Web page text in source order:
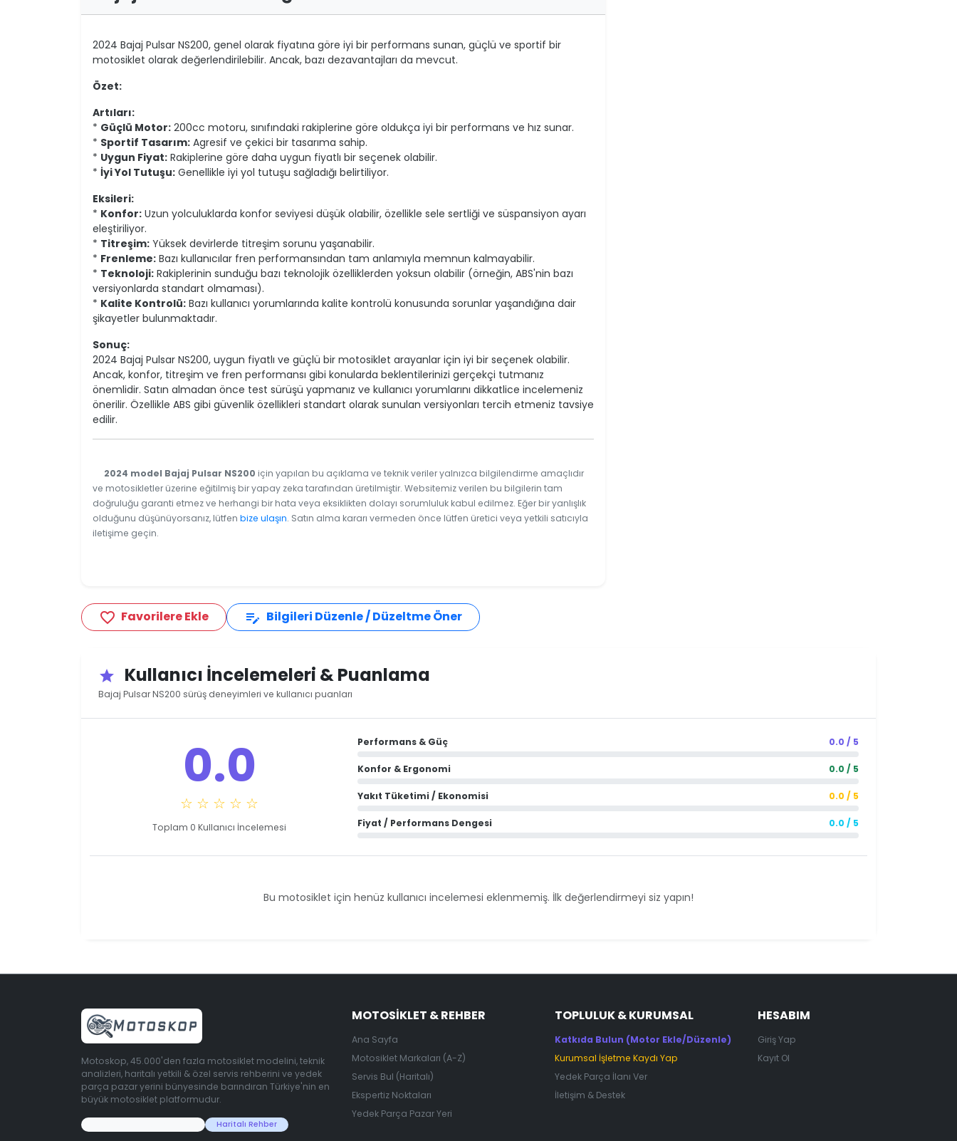
2024 Bajaj Pulsar NS200, genel olarak fiyatına göre iyi bir performans sunan, güçlü ve sportif bir
motosiklet olarak değerlendirilebilir. Ancak, bazı dezavantajları da mevcut.
Özet:
Artıları:
* Güçlü Motor: 200cc motoru, sınıfındaki rakiplerine göre oldukça iyi bir performans ve hız sunar.
* Sportif Tasarım: Agresif ve çekici bir tasarıma sahip.
* Uygun Fiyat: Rakiplerine göre daha uygun fiyatlı bir seçenek olabilir.
* İyi Yol Tutuşu: Genellikle iyi yol tutuşu sağladığı belirtiliyor.
Eksileri:
* Konfor: Uzun yolculuklarda konfor seviyesi düşük olabilir, özellikle sele sertliği ve süspansiyon ayarı
eleştiriliyor.
* Titreşim: Yüksek devirlerde titreşim sorunu yaşanabilir.
* Frenleme: Bazı kullanıcılar fren performansından tam anlamıyla memnun kalmayabilir.
* Teknoloji: Rakiplerinin sunduğu bazı teknolojik özelliklerden yoksun olabilir (örneğin, ABS'nin bazı
versiyonlarda standart olmaması).
* Kalite Kontrolü: Bazı kullanıcı yorumlarında kalite kontrolü konusunda sorunlar yaşandığına dair
şikayetler bulunmaktadır.
Sonuç:
2024 Bajaj Pulsar NS200, uygun fiyatlı ve güçlü bir motosiklet arayanlar için iyi bir seçenek olabilir.
Ancak, konfor, titreşim ve fren performansı gibi konularda beklentilerinizi gerçekçi tutmanız
önemlidir. Satın almadan önce test sürüşü yapmanız ve kullanıcı yorumlarını dikkatlice incelemeniz
önerilir. Özellikle ABS gibi güvenlik özellikleri standart olarak sunulan versiyonları tercih etmeniz tavsiye
edilir.
2024 model Bajaj Pulsar NS200 için yapılan bu açıklama ve teknik veriler yalnızca bilgilendirme amaçlıdır
ve motosikletler üzerine eğitilmiş bir yapay zeka tarafından üretilmiştir. Websitemiz verilen bu bilgilerin tam
doğruluğu garanti etmez ve herhangi bir hata veya eksiklikten dolayı sorumluluk kabul edilmez. Eğer bir yanlışlık
olduğunu düşünüyorsanız, lütfen bize ulaşın. Satın alma kararı vermeden önce lütfen üretici veya yetkili satıcıyla
iletişime geçin.
favorite_border Favorilere Ekle edit_note Bilgileri Düzenle / Düzeltme Öner
star Kullanıcı İncelemeleri & Puanlama
Bajaj Pulsar NS200 sürüş deneyimleri ve kullanıcı puanları
0.0
☆ ☆ ☆ ☆ ☆
Toplam 0 Kullanıcı İncelemesi
Performans & Güç 0.0 / 5
Konfor & Ergonomi 0.0 / 5
Yakıt Tüketimi / Ekonomisi 0.0 / 5
Fiyat / Performans Dengesi 0.0 / 5
Bu motosiklet için henüz kullanıcı incelemesi eklenmemiş. İlk değerlendirmeyi siz yapın!
Motoskop, 45.000'den fazla motosiklet modelini, teknik
analizleri, haritalı yetkili & özel servis rehberini ve yedek
parça pazar yerini bünyesinde barındıran Türkiye'nin en
büyük motosiklet platformudur.
Haritalı Rehber
MOTOSIKLET & REHBER
Ana Sayfa
Motosiklet Markaları (A-Z)
Servis Bul (Haritalı)
Ekspertiz Noktaları
Yedek Parça Pazar Yeri
TOPLULUK & KURUMSAL
Katkıda Bulun (Motor Ekle/Düzenle)
Kurumsal İşletme Kaydı Yap
Yedek Parça İlanı Ver
İletişim & Destek
HESABIM
Giriş Yap
Kayıt Ol